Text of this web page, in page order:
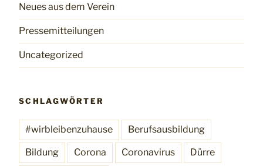
Neues aus dem Verein
Pressemitteilungen
Uncategorized
SCHLAGWÖRTER
#wirbleibenzuhause Berufsausbildung
Bildung Corona Coronavirus Dürre